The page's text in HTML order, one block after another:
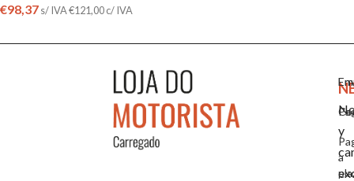
€98,37s/ IVA€121,00c/ IVA
a
y